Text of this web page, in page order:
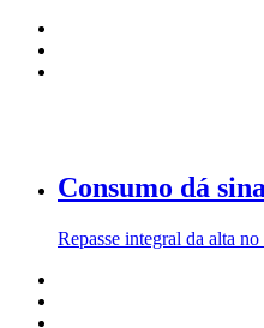
Consumo dá
Repasse integral da alta